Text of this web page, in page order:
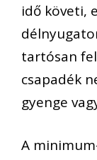
idő követi,
tartósan
csapadék
gyenge
A